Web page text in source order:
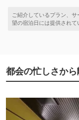
都会の忙しさか